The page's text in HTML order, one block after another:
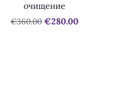
очищение
€360.00 €280.00